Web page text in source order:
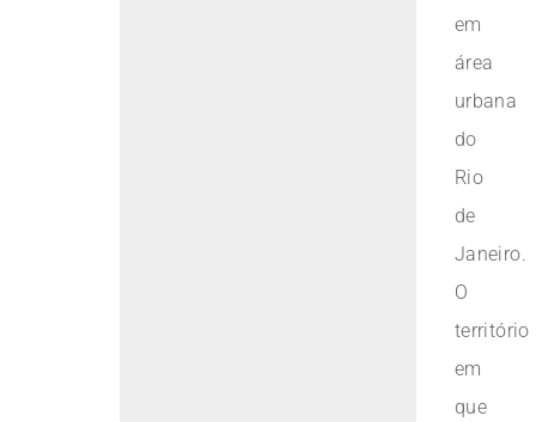
em
área
urbana
do
Rio
de
Janeiro.
O
território
em
que